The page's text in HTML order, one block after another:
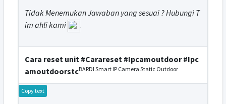
Tidak Menemukan Jawaban yang sesuai ? Hubungi T
im ahli kami
.
Cara reset unit #Carareset #Ipcamoutdoor #Ipc
amoutdoorstcBARDI Smart IP Camera Static Outdoor
Copy text